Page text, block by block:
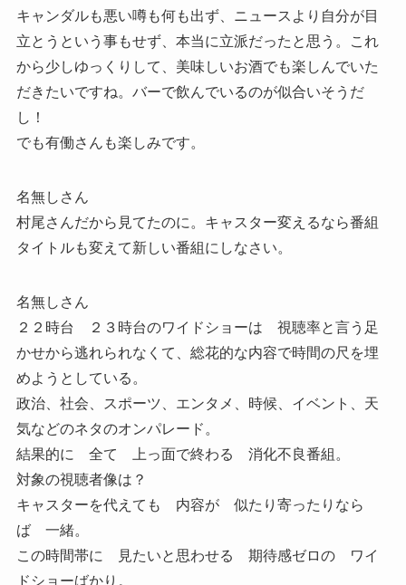
キャンダルも悪い噂も何も出ず、ニュースより自分が目
立とうという事もせず、本当に立派だったと思う。これ
から少しゆっくりして、美味しいお酒でも楽しんでいた
だきたいですね。バーで飲んでいるのが似合いそうだ
し！
でも有働さんも楽しみです。
名無しさん
村尾さんだから見てたのに。キャスター変えるなら番組
タイトルも変えて新しい番組にしなさい。
名無しさん
２２時台 ２３時台のワイドショーは 視聴率と言う足
かせから逃れられなくて、総花的な内容で時間の尺を埋
めようとしている。
政治、社会、スポーツ、エンタメ、時候、イベント、天
気などのネタのオンパレード。
結果的に 全て 上っ面で終わる 消化不良番組。
対象の視聴者像は？
キャスターを代えても 内容が 似たり寄ったりなら
ば 一緒。
この時間帯に 見たいと思わせる 期待感ゼロの ワイ
ドショーばかり。